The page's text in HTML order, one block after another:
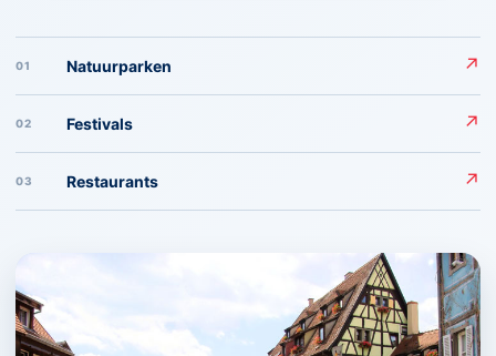
01 Natuurparken ↗
02 Festivals ↗
03 Restaurants ↗